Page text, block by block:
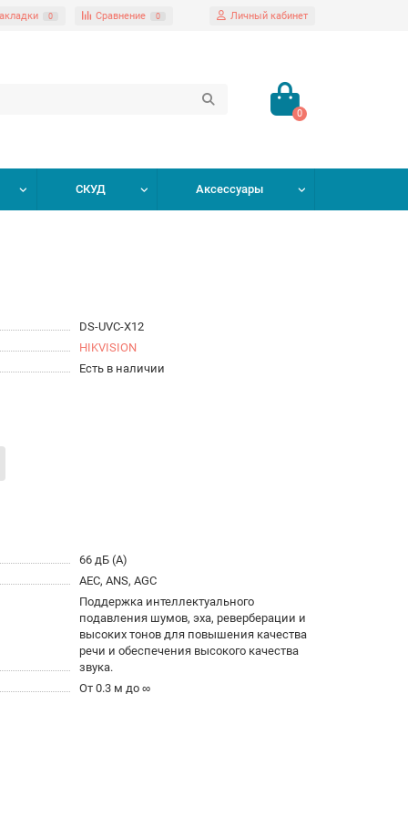
0 Сравнение 0 Личный кабинет
0
СКУД Аксессуары
DS-UVC-X12
HIKVISION
Есть в наличии
66 дБ (A)
AEC, ANS, AGC
Поддержка интеллектуального
подавления шумов, эха, реверберации и
высоких тонов для повышения качества
речи и обеспечения высокого качества
звука.
От 0.3 м до ∞